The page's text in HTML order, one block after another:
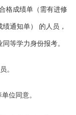
格成绩单（需有进修
通知单） 的人员，
等学力身份报考。
。
位同意。